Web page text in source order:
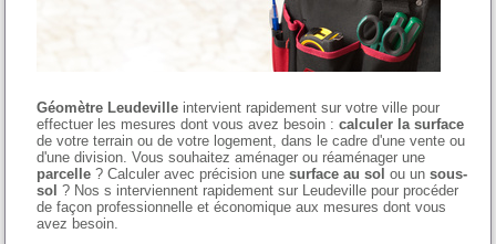
Géomètre Leudeville intervient rapidement sur votre ville pour
effectuer les mesures dont vous avez besoin :calculer la surface
de votre terrain ou de votre logement, dans le cadre d'une vente ou
d'une division. Vous souhaitez aménager ou réaménager une
parcelle ? Calculer avec précision unesurface au sol ou unsous-
sol ? Nos s interviennent rapidement sur Leudeville pour procéder
de façon professionnelle et économique aux mesures dont vous
avez besoin.